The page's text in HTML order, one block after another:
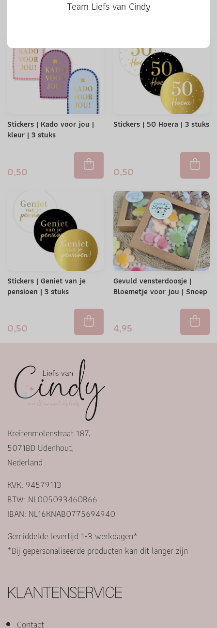
Stickers | Kado voor jou |
kleur | 3 stuks
0,50
Stickers | 50 Hoera | 3 stuks
0,50
Stickers | Geniet van je
pensioen | 3 stuks
0,50
Gevuld vensterdoosje |
Bloemetje voor jou | Snoep
4,95
Team Liefs van Cindy
Kreitenmolenstraat 187,
5071BD Udenhout,
Nederland
KVK: 94579113
BTW: NL005093460B66
IBAN: NL16KNAB0775694940
Gemiddelde levertijd 1-3 werkdagen*
*Bij gepersonaliseerde producten kan dit langer zijn
KLANTENSERVICE
Contact